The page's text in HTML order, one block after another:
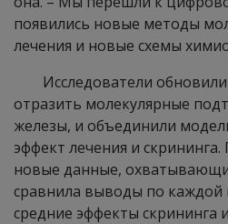
появились новые методы
лечения и новые схемы
Исследователи
отразить молекулярные
железы, и объединили
эффект лечения и
новые данные,
сравнила выводы по каждой
средние эффекты скрининга